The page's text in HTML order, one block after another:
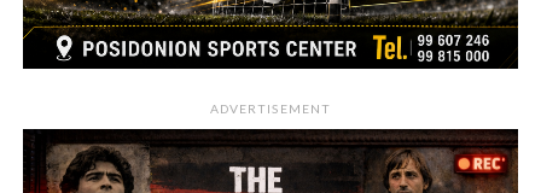
ADVERTISEMENT